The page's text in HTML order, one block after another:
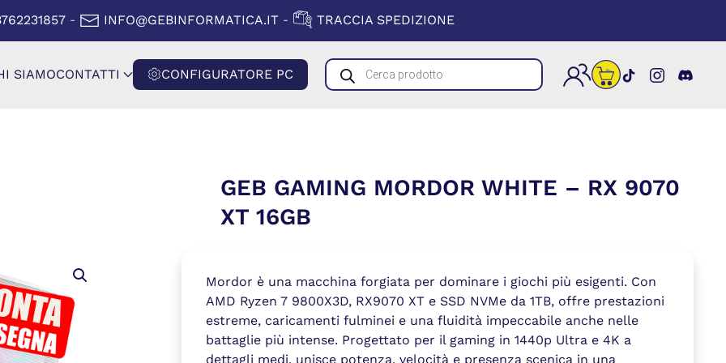
FINESTRA)
- INFO@GEBINFORMATICA.IT (SI APRE IN UNA NUOVA FINESTRA)
- TRACCIA SPEDIZIONE
SIAMOCONTATTI CONFIGURATORE PC
Products
search
(si apre in
(si apre
GEB GAMING MORDOR WHITE – RX 9070
XT 16GB
Mordor è una macchina forgiata per dominare i giochi più esigenti. Con
AMD Ryzen 7 9800X3D, RX9070 XT e SSD NVMe da 1TB, offre prestazioni
estreme, caricamenti fulminei e una fluidità impeccabile anche nelle
battaglie più intense. Progettato per il gaming in 1440p Ultra e 4K a
dettagli medi, unisce potenza, velocità e presenza scenica in una